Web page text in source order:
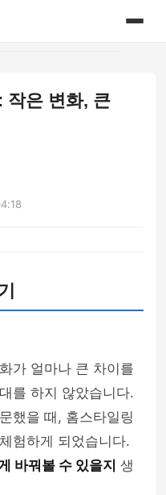
작은 변화, 큰
가 얼마나 큰 차이를
를 하지 않았습니다.
했을 때, 홈스타일링
험하게 되었습니다.
바꿔볼 수 있을지 생